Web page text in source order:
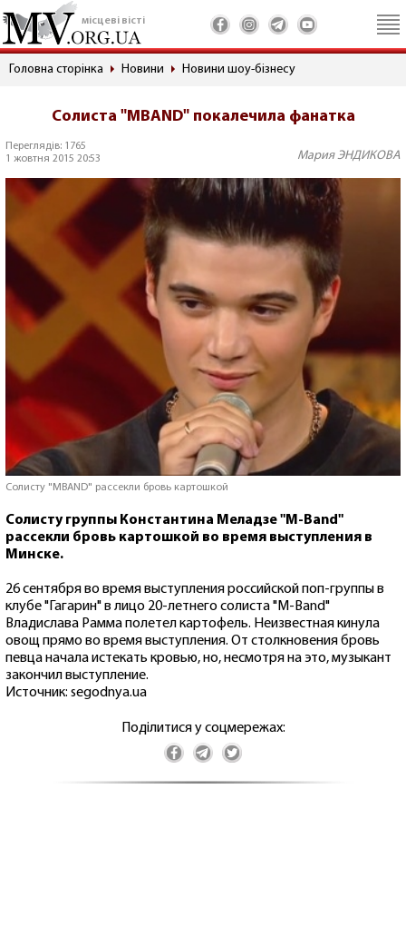
місцеві вісті
Головна сторінка Новини Новини шоу-бізнесу
Солиста "MBAND" покалечила фанатка
Переглядів: 1765
1 жовтня 2015 20:53
Мария ЭНДИКОВА
Солисту "MBAND" рассекли бровь картошкой
Солисту группы Константина Меладзе "M-Band"
рассекли бровь картошкой во время выступления в
Минске.
26 сентября во время выступления российской поп-группы в
клубе "Гагарин" в лицо 20-летнего солиста "M-Band"
Владислава Рамма полетел картофель. Неизвестная кинула
овощ прямо во время выступления. От столкновения бровь
певца начала истекать кровью, но, несмотря на это, музыкант
закончил выступление.
Источник: segodnya.ua
Поділитися у соцмережах: